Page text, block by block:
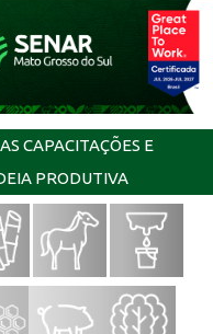
CAPACITAÇÕES E
PRODUTIVA